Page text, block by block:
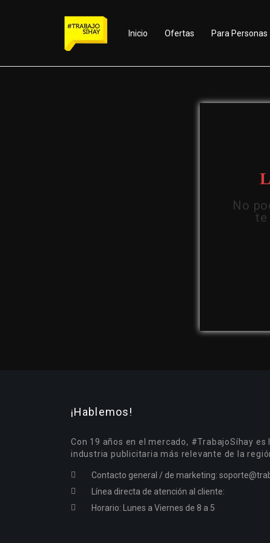
Inicio Ofertas Para Personas
No
te
¡Hablemos!
Con 19 años en el mercado, #TrabajoSíhay es
industria publicitaria más relevante de la
Contacto general / de marketing:
Línea directa de atención al cliente:
Horario: Lunes a Viernes de 8 a 5